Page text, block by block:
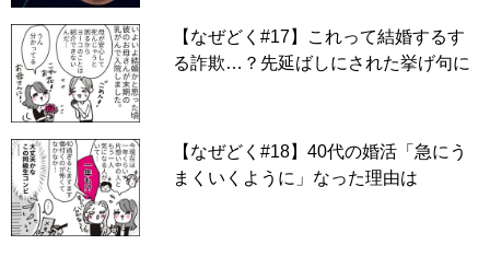
–「また彼とケンカしちゃって……」
Hさん（40歳）は、そう言うと肩をすくめて見せた。
あたたかいコーヒーの入った紙コップを取り上げたとき、
左手にはまった結婚指輪が指に食い込んでいて少し窮屈そ
うなことに気がつく。「むくんでるね」と言うと、
【なぜどく#17】これって結婚するす
る詐欺…？先延ばしにされた挙げ句に
【なぜどく#18】40代の婚活「急にう
まくいくように」なった理由は